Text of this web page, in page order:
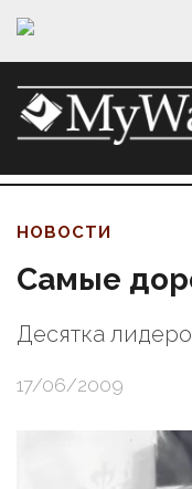
НОВОСТИ
Самые
Десятка
17/06/2009